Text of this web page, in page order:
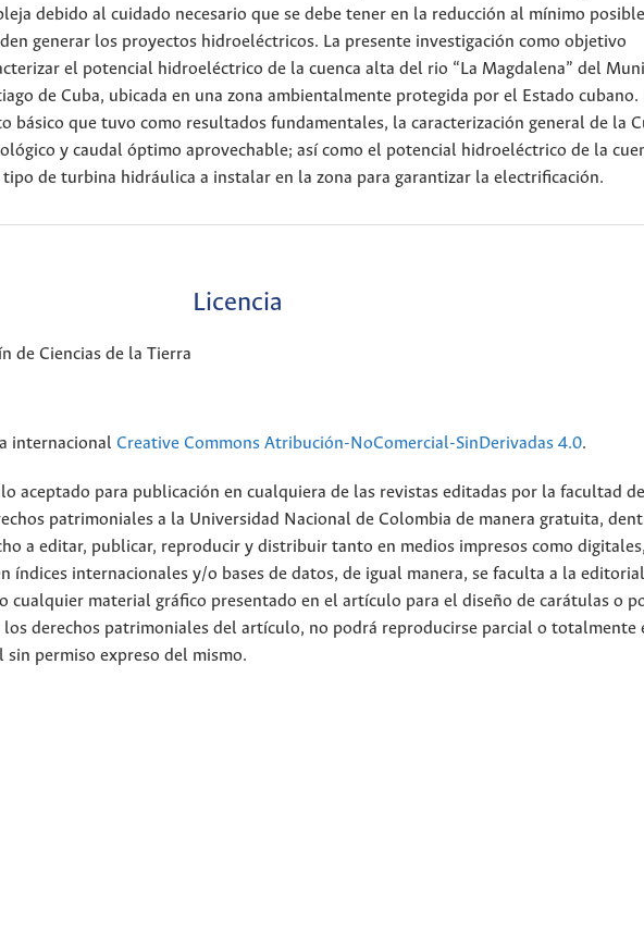
debido al cuidado necesario que se debe tener en la reducción al mínimo
generar los proyectos hidroeléctricos. La presente investigación como objetivo
el potencial hidroeléctrico de la cuenca alta del rio “La Magdalena” del
de Cuba, ubicada en una zona ambientalmente protegida por el Estado cubano.
básico que tuvo como resultados fundamentales, la caracterización general de la
y caudal óptimo aprovechable; así como el potencial hidroeléctrico de la
de turbina hidráulica a instalar en la zona para garantizar la electrificación.
Licencia
de Ciencias de la Tierra
internacional Creative Commons Atribución-NoComercial-SinDerivadas 4.0.
aceptado para publicación en cualquiera de las revistas editadas por la facultad
patrimoniales a la Universidad Nacional de Colombia de manera gratuita,
a editar, publicar, reproducir y distribuir tanto en medios impresos como digitales,
índices internacionales y/o bases de datos, de igual manera, se faculta a la
cualquier material gráfico presentado en el artículo para el diseño de carátulas o
derechos patrimoniales del artículo, no podrá reproducirse parcial o totalmente
permiso expreso del mismo.